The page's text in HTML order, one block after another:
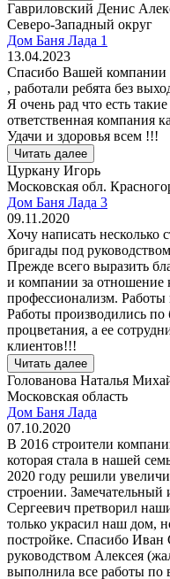
Гавриловский Денис
Северо-Западный округ
Дом Баня Лада 1
13.04.2023
Спасибо Вашей компании
, работали ребята без
Я очень рад что есть
ответственная компания
Удачи и здоровья всем !!!
Читать далее
Цуркану Игорь
Московская обл.
Дом Баня Лада 3
09.11.2020
Хочу написать несколько
бригады под
Прежде всего выразить
и компании за отношение
профессионализм.
Работы производились
процветания, а ее
клиентов!!!
Читать далее
Голованова Наталья
Московская область
Дом Баня Лада
07.10.2020
В 2016 строители
которая стала в нашей
2020 году решили
строении.
Сергеевич претворил
только украсил наш дом,
постройке. Спасибо Иван
руководством Алексея
выполнила все работы по